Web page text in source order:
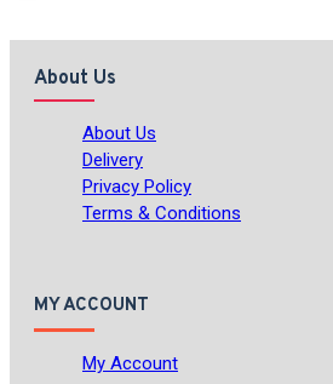
About Us
About Us
Delivery
Privacy Policy
Terms & Conditions
MY ACCOUNT
My Account